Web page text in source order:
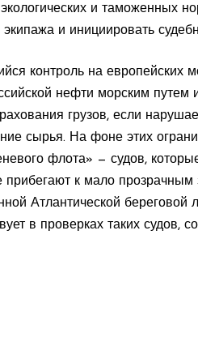
и таможенных
экипажа и инициировать
контроль на европейских
нефти морским путем
грузов, если
сырья. На фоне этих
флота» — судов,
к мало прозрачным
Атлантической береговой
в проверках таких судов,